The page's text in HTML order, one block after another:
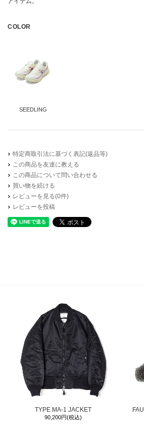
COLOR
SEEDLING
表記サイズ
6.5
7
特定商取引法に基づく表記(返品等)
この商品を友達に教える
この商品について問い合わせる
買い物を続ける
レビューを見る(0件)
レビューを投稿
TYPE MA-1 JACKET
90,200円(税込)